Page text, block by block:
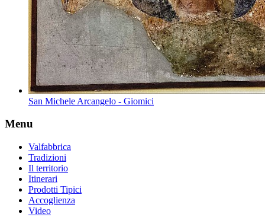
San Michele Arcangelo - Giomici
Menu
Valfabbrica
Tradizioni
Il territorio
Itinerari
Prodotti Tipici
Accoglienza
Video